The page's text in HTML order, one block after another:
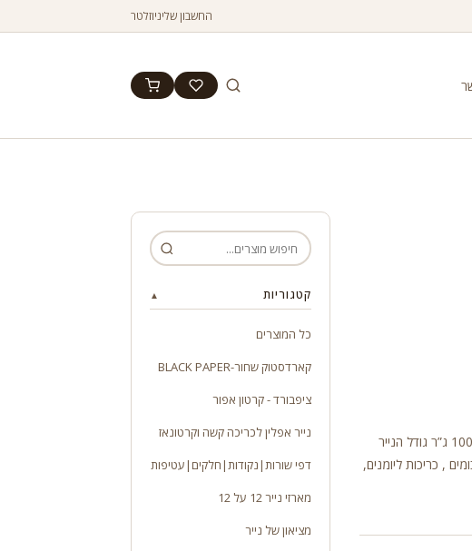
החשבון שליניוזלטר
נייר איטלקי מעוצב נטול עץ -פבריאנו ,נטול חומציות. משקל 100 ג”ר גודל הנייר
, כריכות ליומנים,
קטגוריות ▲
כל המוצרים
קארדסטוק שחור-BLACK PAPER
ציפבורד - קרטון אפור
נייר אפלין לכריכה קשה וקרטונאז
דפי שורות|נקודות|חלקים|עטיפות
מארזי נייר 12 על 12
מציאון של נייר